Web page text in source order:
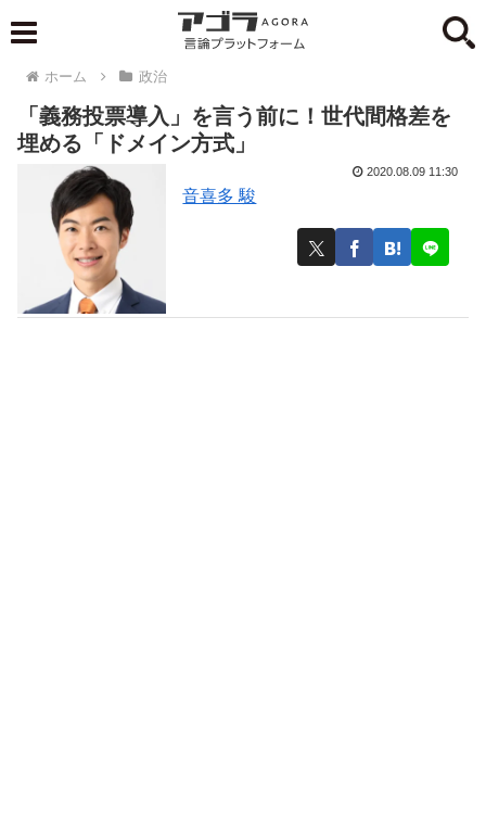
ホーム 政治
「義務投票導入」を言う前に！世代間格差を
埋める「ドメイン方式」
音喜多 駿
2020.08.09 11:30